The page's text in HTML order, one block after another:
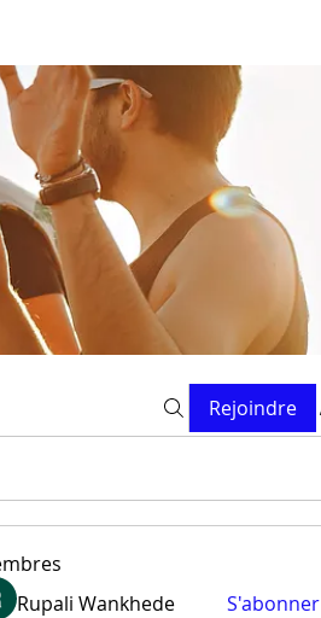
Rejoindre
Rupali Wankhede
S'abonner